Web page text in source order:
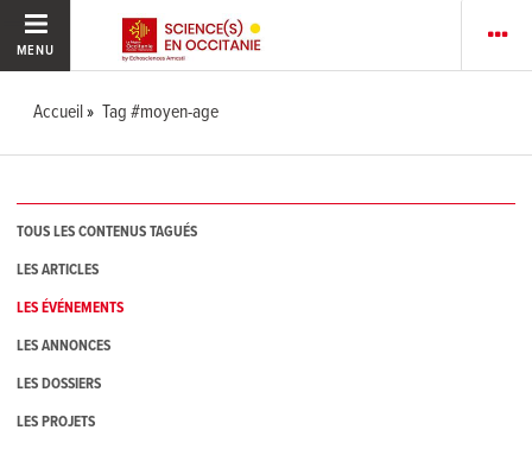
MENU
Accueil Tag #moyen-age
TOUS LES CONTENUS TAGUÉS
LES ARTICLES
LES ÉVÉNEMENTS
LES ANNONCES
LES DOSSIERS
LES PROJETS